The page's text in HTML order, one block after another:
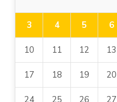
3 4 5 6
10 11 12 13
17 18 19 20